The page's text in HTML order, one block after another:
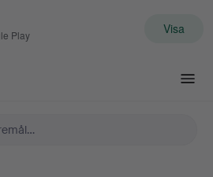
Play Visa